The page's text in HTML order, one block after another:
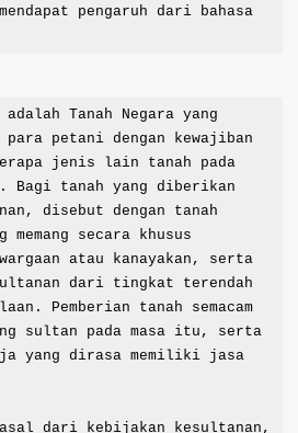
pengaruh dari bahasa
petani dengan kewajiban
jenis lain tanah pada
Bagi tanah yang diberikan
disebut dengan tanah
secara khusus
atau kanayakan, serta
dari tingkat terendah
Pemberian tanah semacam
sultan pada masa itu, serta
yang dirasa memiliki jasa